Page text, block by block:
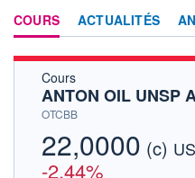
COURS ACTUALITÉS
Cours
ANTON OIL UNSP
OTCBB
22,0000 (c)
-2,44%